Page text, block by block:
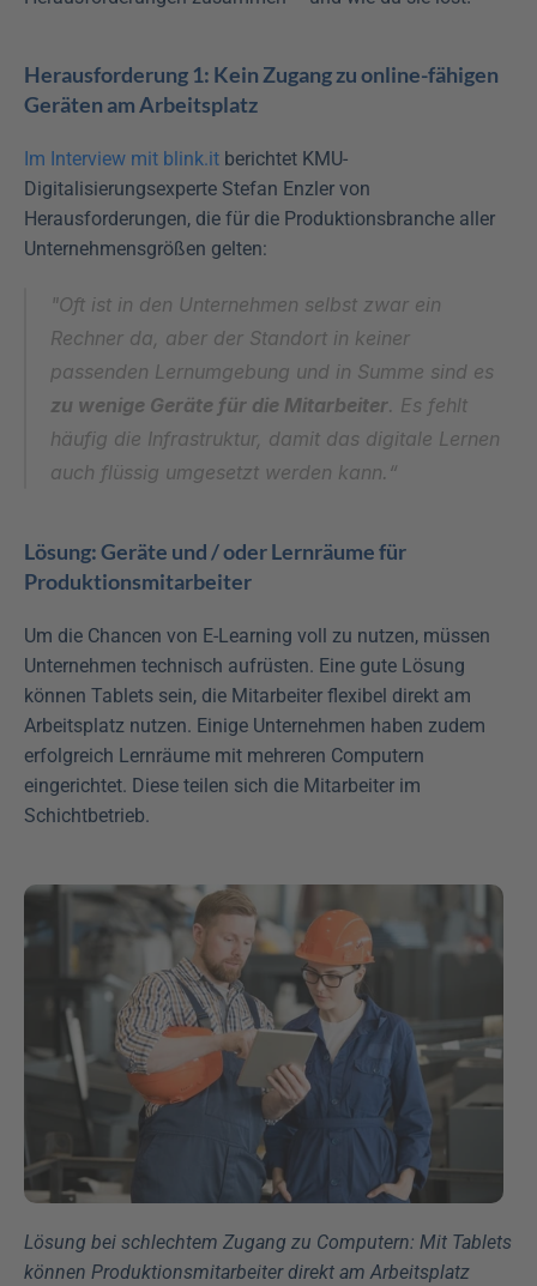
Herausforderung 1: Kein Zugang zu online-fähigen
Geräten am Arbeitsplatz
Im Interview mit blink.it berichtet KMU-
Digitalisierungsexperte Stefan Enzler von
Herausforderungen, die für die Produktionsbranche aller
Unternehmensgrößen gelten:
"Oft ist in den Unternehmen selbst zwar ein
Rechner da, aber der Standort in keiner
zu wenige Geräte für die Mitarbeiter. Es fehlt
häufig die Infrastruktur, damit das digitale Lernen
auch flüssig umgesetzt werden kann.“
Lösung: Geräte und / oder Lernräume für
Produktionsmitarbeiter
Um die Chancen von E-Learning voll zu nutzen, müssen
Unternehmen technisch aufrüsten. Eine gute Lösung
können Tablets sein, die Mitarbeiter flexibel direkt am
Arbeitsplatz nutzen. Einige Unternehmen haben zudem
erfolgreich Lernräume mit mehreren Computern
eingerichtet. Diese teilen sich die Mitarbeiter im
Schichtbetrieb.
Lösung bei schlechtem Zugang zu Computern: Mit Tablets
können Produktionsmitarbeiter direkt am Arbeitsplatz